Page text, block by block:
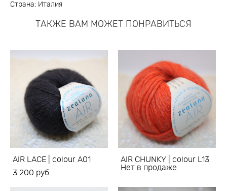
Страна: Италия
ТАКЖЕ ВАМ МОЖЕТ ПОНРАВИТЬСЯ
AIR LACE | colour A01
3 200 pуб.
AIR CHUNKY | colour L13
Нет в продаже